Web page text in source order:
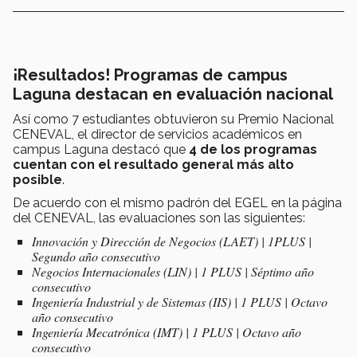
¡Resultados! Programas de campus
Laguna destacan en evaluación nacional
Así como 7 estudiantes obtuvieron su Premio Nacional
CENEVAL, el director de servicios académicos en
campus Laguna destacó que 4 de los programas
cuentan con el resultado general más alto
posible.
De acuerdo con el mismo padrón del EGEL en la página
del CENEVAL, las evaluaciones son las siguientes:
Innovación y Dirección de Negocios (LAET) | 1PLUS |
Segundo año consecutivo
Negocios Internacionales (LIN) | 1 PLUS | Séptimo año
consecutivo
Ingeniería Industrial y de Sistemas (IIS) | 1 PLUS | Octavo
año consecutivo
Ingeniería Mecatrónica (IMT) | 1 PLUS | Octavo año
consecutivo